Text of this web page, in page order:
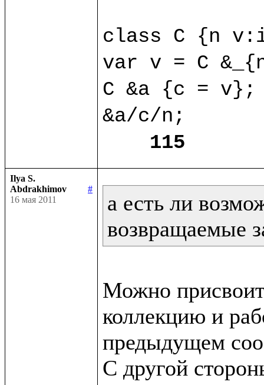
class C {n
var v = C
C &a {c = v};
&a/c/n;
115
Ilya S.
Abdrakhimov
#
16 мая 2011
а есть ли
возвращаемые
Можно
коллекцию и
предыдущем
С другой